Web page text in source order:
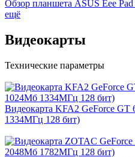
Обзор планшета ASUS Eee Pad
ещё
Видеокарты
Технические параметры
Видеокарта KFA2 GeForce
1334МГц 128 бит)